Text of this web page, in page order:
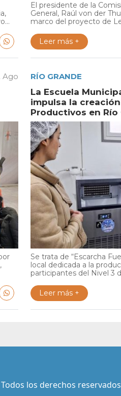
El presidente de la
General, Raúl von der
marco del proyecto de
Leer más +
Ago RÍO GRANDE
La Escuela
impulsa la
Productivos en Río
Se trata de “Escarcha
local dedicada a la
participantes del Nivel 3
Leer más +
Todos los derechos reservados